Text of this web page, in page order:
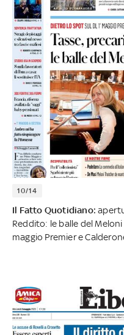
10/14
Il Fatto Quotidiano:
Reddito: le balle del
maggio Premier e